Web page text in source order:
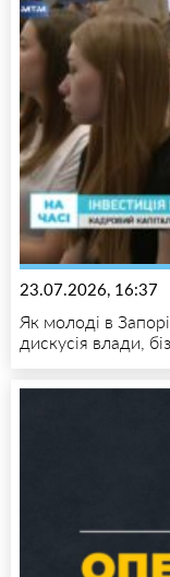
23.07.2026, 16:37
Як молоді в
дискусія влади,